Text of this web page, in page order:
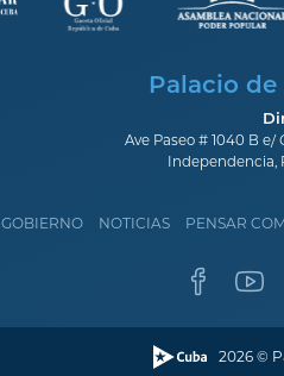
Palacio
Ave Paseo # 1040 B e/
Independencia,
GOBIERNO NOTICIAS PENSAR
2026 ©